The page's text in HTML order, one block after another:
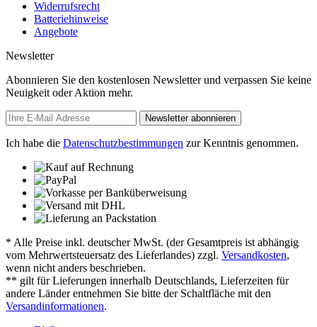
Widerrufsrecht
Batteriehinweise
Angebote
Newsletter
Abonnieren Sie den kostenlosen Newsletter und verpassen Sie keine
Neuigkeit oder Aktion mehr.
Newsletter abonnieren
Ich habe die Datenschutzbestimmungen zur Kenntnis genommen.
* Alle Preise inkl. deutscher MwSt. (der Gesamtpreis ist abhängig
vom Mehrwertsteuersatz des Lieferlandes) zzgl. Versandkosten,
wenn nicht anders beschrieben.
** gilt für Lieferungen innerhalb Deutschlands, Lieferzeiten für
andere Länder entnehmen Sie bitte der Schaltfläche mit den
Versandinformationen.